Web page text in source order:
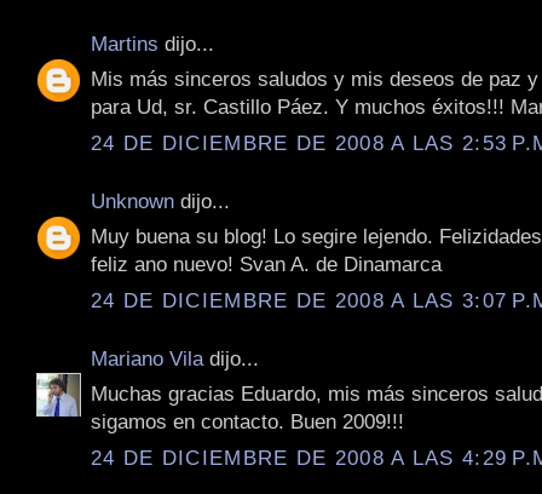
Martins dijo...
Mis más sinceros saludos y mis deseos de paz
para Ud, sr. Castillo Páez. Y muchos éxitos!!!
24 DE DICIEMBRE DE 2008 A LAS 2:53
Unknown dijo...
Muy buena su blog! Lo segire lejendo.
feliz ano nuevo! Svan A. de Dinamarca
24 DE DICIEMBRE DE 2008 A LAS 3:07
Mariano Vila dijo...
Muchas gracias Eduardo, mis más sinceros
sigamos en contacto. Buen 2009!!!
24 DE DICIEMBRE DE 2008 A LAS 4:29